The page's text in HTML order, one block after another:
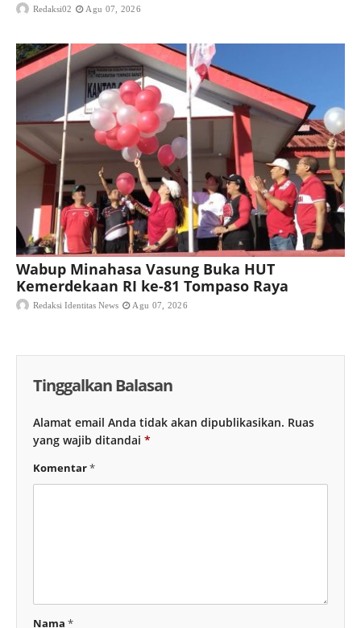
Redaksi02 Agu 07, 2026
Wabup Minahasa Vasung Buka HUT
Kemerdekaan RI ke-81 Tompaso Raya
Redaksi Identitas News Agu 07, 2026
Tinggalkan Balasan
Alamat email Anda tidak akan dipublikasikan. Ruas
yang wajib ditandai *
Komentar*
Nama *